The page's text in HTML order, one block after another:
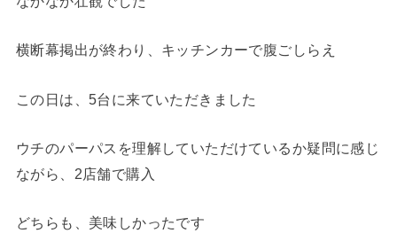
横断幕掲出が終わり、キッチンカーで腹ごしらえ
この日は、5台に来ていただきました
ウチのパーパスを理解していただけているか疑問に感じ
ながら、2店舗で購入
どちらも、美味しかったです